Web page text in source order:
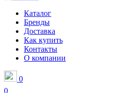
Каталог
Бренды
Доставка
Как купить
Контакты
О компании
0
0